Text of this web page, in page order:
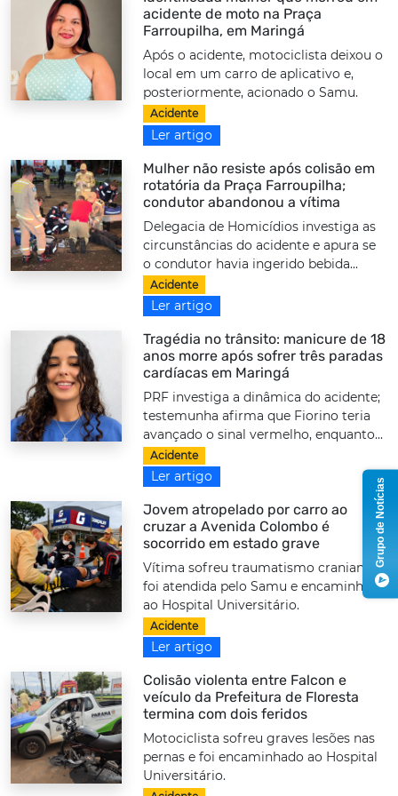
acidente de moto na Praça
Farroupilha, em Maringá
Após o acidente, motociclista deixou o
local em um carro de aplicativo e,
posteriormente, acionado o Samu.
Acidente
Ler artigo
Mulher não resiste após colisão em
rotatória da Praça Farroupilha;
condutor abandonou a vítima
Delegacia de Homicídios investiga as
circunstâncias do acidente e apura se
o condutor havia ingerido bebida...
Acidente
Ler artigo
Tragédia no trânsito: manicure de 18
anos morre após sofrer três paradas
cardíacas em Maringá
PRF investiga a dinâmica do acidente;
testemunha afirma que Fiorino teria
avançado o sinal vermelho, enquanto...
Acidente
Ler artigo
Jovem atropelado por carro ao
cruzar a Avenida Colombo é
socorrido em estado grave
Vítima sofreu traumatismo craniano,
foi atendida pelo Samu e encaminhada
ao Hospital Universitário.
Acidente
Ler artigo
Colisão violenta entre Falcon e
veículo da Prefeitura de Floresta
termina com dois feridos
Motociclista sofreu graves lesões nas
pernas e foi encaminhado ao Hospital
Universitário.
Grupo de Notícias